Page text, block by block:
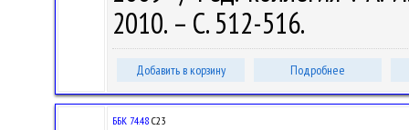
2010. – С. 512-516.
Добавить в корзину Подробнее
ББК 74.48 С23